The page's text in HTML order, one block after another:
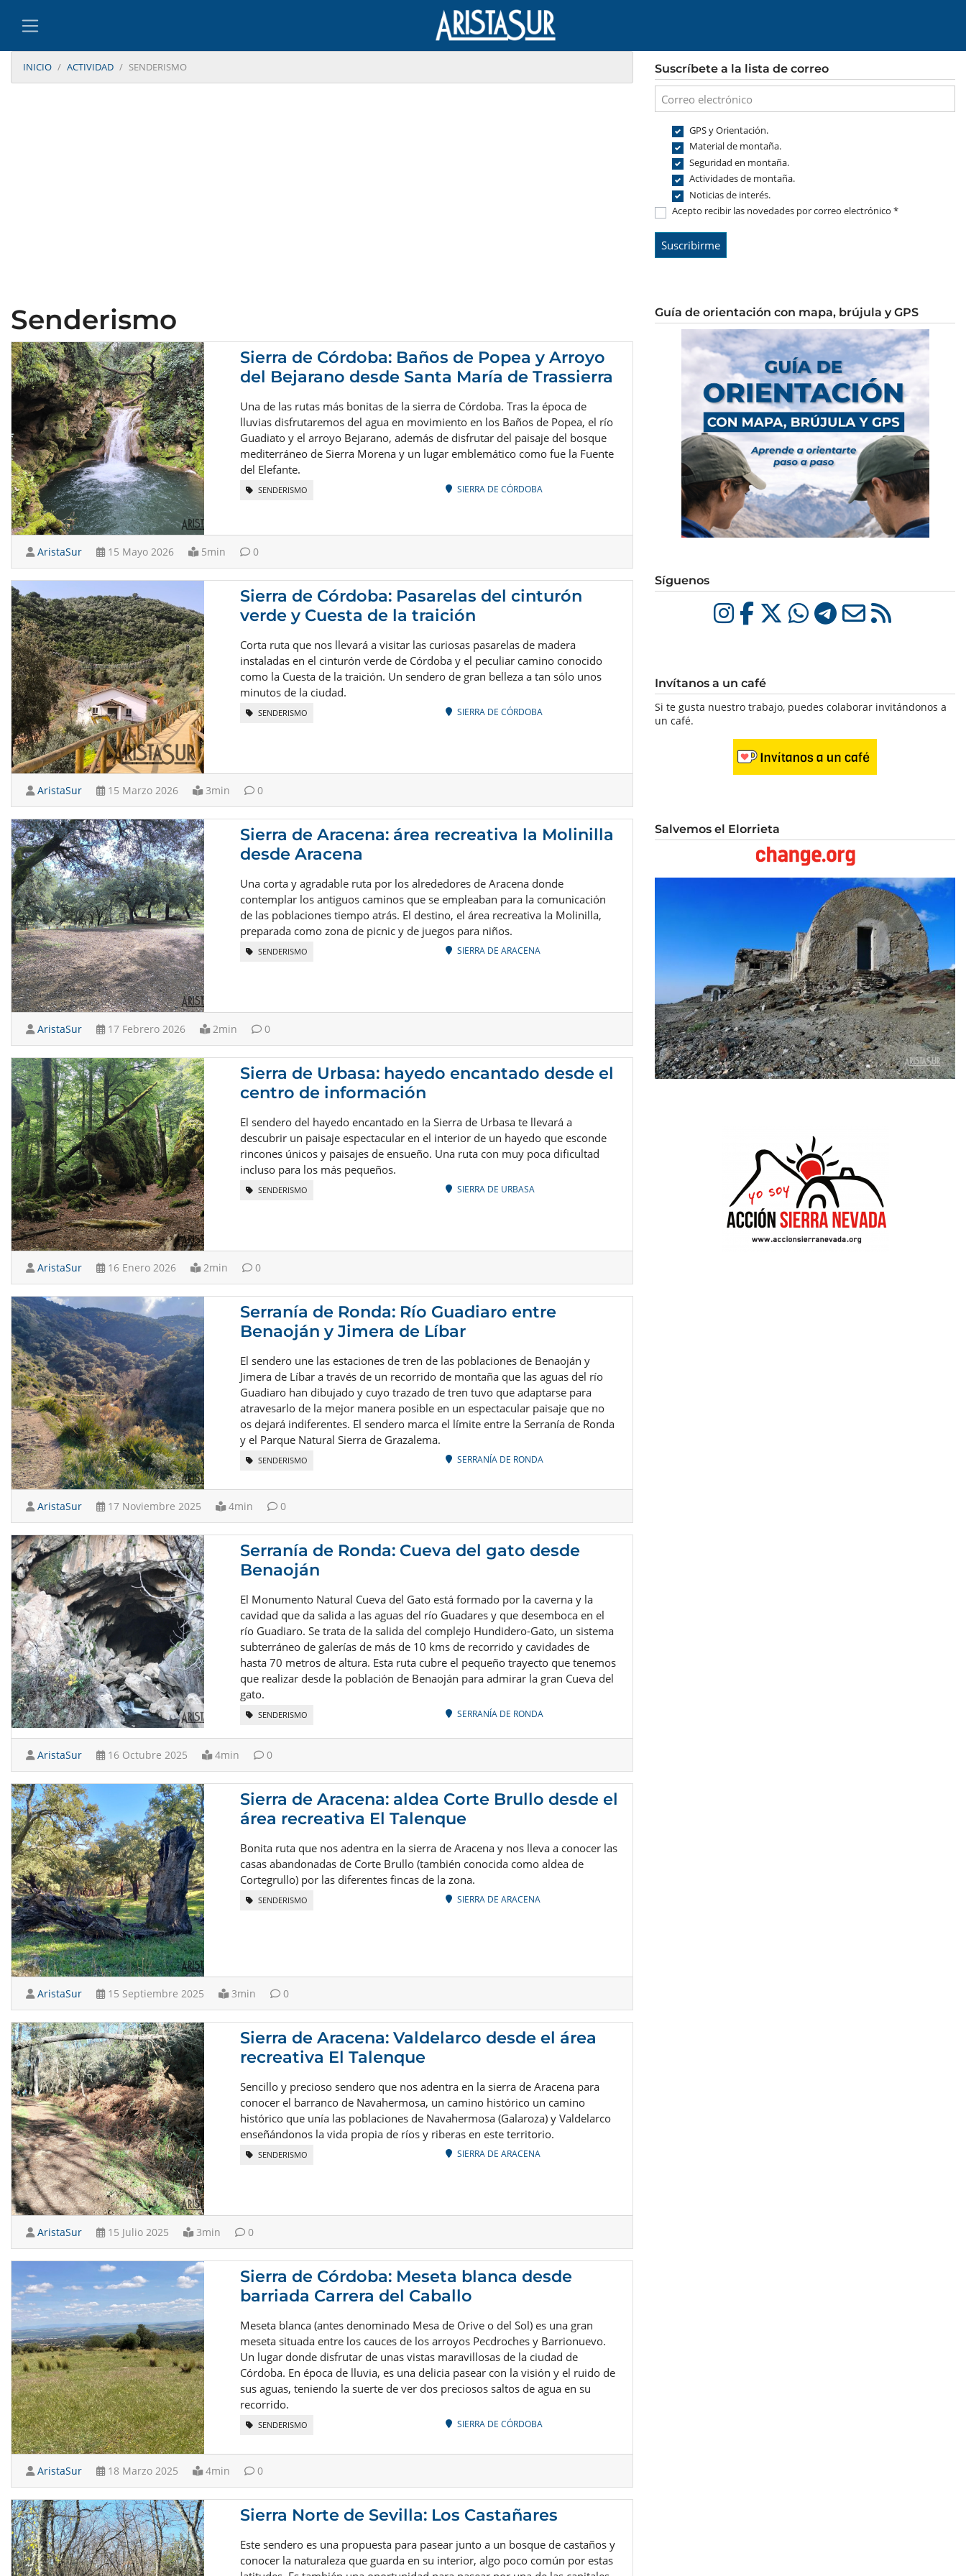
INICIO ACTIVIDAD SENDERISMO
Senderismo
Sierra de Córdoba: Baños de Popea y Arroyo
del Bejarano desde Santa María de Trassierra
Una de las rutas más bonitas de la sierra de Córdoba. Tras la época de
lluvias disfrutaremos del agua en movimiento en los Baños de Popea, el río
Guadiato y el arroyo Bejarano, además de disfrutar del paisaje del bosque
mediterráneo de Sierra Morena y un lugar emblemático como fue la Fuente
del Elefante.
SENDERISMO SIERRA DE CÓRDOBA
AristaSur 15 Mayo 2026 5min 0
Sierra de Córdoba: Pasarelas del cinturón
verde y Cuesta de la traición
Corta ruta que nos llevará a visitar las curiosas pasarelas de madera
instaladas en el cinturón verde de Córdoba y el peculiar camino conocido
como la Cuesta de la traición. Un sendero de gran belleza a tan sólo unos
minutos de la ciudad.
SENDERISMO SIERRA DE CÓRDOBA
AristaSur 15 Marzo 2026 3min 0
Sierra de Aracena: área recreativa la Molinilla
desde Aracena
Una corta y agradable ruta por los alrededores de Aracena donde
contemplar los antiguos caminos que se empleaban para la comunicación
de las poblaciones tiempo atrás. El destino, el área recreativa la Molinilla,
preparada como zona de picnic y de juegos para niños.
SENDERISMO SIERRA DE ARACENA
AristaSur 17 Febrero 2026 2min 0
Sierra de Urbasa: hayedo encantado desde el
centro de información
El sendero del hayedo encantado en la Sierra de Urbasa te llevará a
descubrir un paisaje espectacular en el interior de un hayedo que esconde
rincones únicos y paisajes de ensueño. Una ruta con muy poca dificultad
incluso para los más pequeños.
SENDERISMO SIERRA DE URBASA
AristaSur 16 Enero 2026 2min 0
Serranía de Ronda: Río Guadiaro entre
Benaoján y Jimera de Líbar
El sendero une las estaciones de tren de las poblaciones de Benaoján y
Jimera de Líbar a través de un recorrido de montaña que las aguas del río
Guadiaro han dibujado y cuyo trazado de tren tuvo que adaptarse para
atravesarlo de la mejor manera posible en un espectacular paisaje que no
os dejará indiferentes. El sendero marca el límite entre la Serranía de Ronda
y el Parque Natural Sierra de Grazalema.
SENDERISMO SERRANÍA DE RONDA
AristaSur 17 Noviembre 2025 4min 0
Serranía de Ronda: Cueva del gato desde
Benaoján
El Monumento Natural Cueva del Gato está formado por la caverna y la
cavidad que da salida a las aguas del río Guadares y que desemboca en el
río Guadiaro. Se trata de la salida del complejo Hundidero-Gato, un sistema
subterráneo de galerías de más de 10 kms de recorrido y cavidades de
hasta 70 metros de altura. Esta ruta cubre el pequeño trayecto que tenemos
que realizar desde la población de Benaoján para admirar la gran Cueva del
gato.
SENDERISMO SERRANÍA DE RONDA
AristaSur 16 Octubre 2025 4min 0
Sierra de Aracena: aldea Corte Brullo desde el
área recreativa El Talenque
Bonita ruta que nos adentra en la sierra de Aracena y nos lleva a conocer las
casas abandonadas de Corte Brullo (también conocida como aldea de
Cortegrullo) por las diferentes fincas de la zona.
SENDERISMO SIERRA DE ARACENA
AristaSur 15 Septiembre 2025 3min 0
Sierra de Aracena: Valdelarco desde el área
recreativa El Talenque
Sencillo y precioso sendero que nos adentra en la sierra de Aracena para
conocer el barranco de Navahermosa, un camino histórico un camino
histórico que unía las poblaciones de Navahermosa (Galaroza) y Valdelarco
enseñándonos la vida propia de ríos y riberas en este territorio.
SENDERISMO SIERRA DE ARACENA
AristaSur 15 Julio 2025 3min 0
Sierra de Córdoba: Meseta blanca desde
barriada Carrera del Caballo
Meseta blanca (antes denominado Mesa de Orive o del Sol) es una gran
meseta situada entre los cauces de los arroyos Pecdroches y Barrionuevo.
Un lugar donde disfrutar de unas vistas maravillosas de la ciudad de
Córdoba. En época de lluvia, es una delicia pasear con la visión y el ruido de
sus aguas, teniendo la suerte de ver dos preciosos saltos de agua en su
recorrido.
SENDERISMO SIERRA DE CÓRDOBA
AristaSur 18 Marzo 2025 4min 0
Sierra Norte de Sevilla: Los Castañares
Este sendero es una propuesta para pasear junto a un bosque de castaños y
conocer la naturaleza que guarda en su interior, algo poco común por estas
Suscríbete a la lista de correo
GPS y Orientación.
Material de montaña.
Seguridad en montaña.
Actividades de montaña.
Noticias de interés.
Acepto recibir las novedades por correo electrónico *
Guía de orientación con mapa, brújula y GPS
Síguenos
Invítanos a un café
Si te gusta nuestro trabajo, puedes colaborar invitándonos a
un café.
Salvemos el Elorrieta